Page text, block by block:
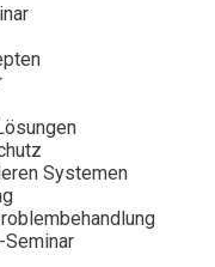
Systemen